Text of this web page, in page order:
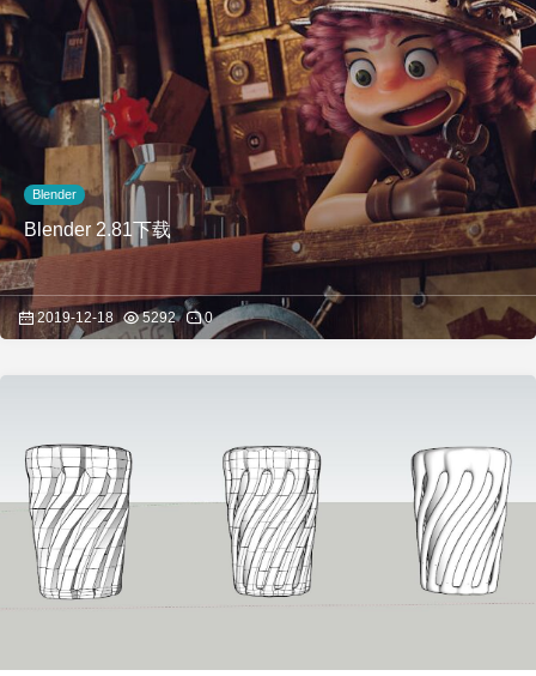
Blender
Blender 2.81下载
2019-12-18 5292 0